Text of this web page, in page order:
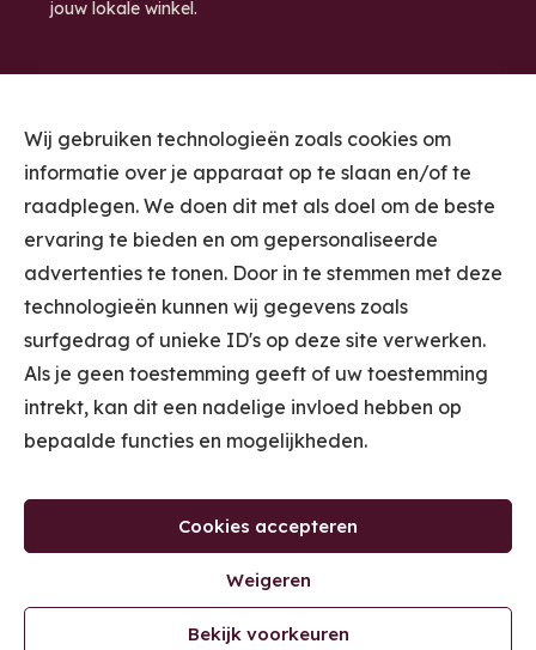
Wij gebruiken technologieën zoals cookies om
informatie over je apparaat op te slaan en/of te
raadplegen. We doen dit met als doel om de beste
ervaring te bieden en om gepersonaliseerde
advertenties te tonen. Door in te stemmen met deze
technologieën kunnen wij gegevens zoals
surfgedrag of unieke ID's op deze site verwerken.
Als je geen toestemming geeft of uw toestemming
intrekt, kan dit een nadelige invloed hebben op
bepaalde functies en mogelijkheden.
Cookies accepteren
Weigeren
Bekijk voorkeuren
jouw lokale winkel.
STUUR ME DE
INSPIRATIEMAILS
of 2 e-mails met tips voor jouw winkel van Kooplust. (Je kan je met 1
schrijven ga je akkoord met ons Privacybeleid.
GRATIS TICKET
MASTERCLASS
'ONTDEK WAAR JE WINKEL GELD LAAT
LIGGEN'.